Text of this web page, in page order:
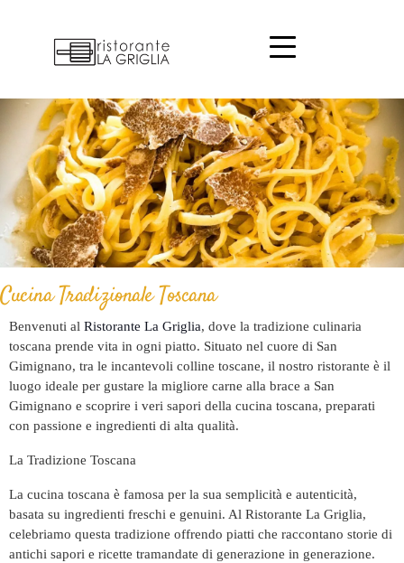
Cucina Tradizionale Toscana
Benvenuti al Ristorante La Griglia, dove la tradizione culinaria
toscana prende vita in ogni piatto. Situato nel cuore di San
Gimignano, tra le incantevoli colline toscane, il nostro ristorante è il
luogo ideale per gustare la migliore carne alla brace a San
Gimignano e scoprire i veri sapori della cucina toscana, preparati
con passione e ingredienti di alta qualità.
La Tradizione Toscana
La cucina toscana è famosa per la sua semplicità e autenticità,
basata su ingredienti freschi e genuini. Al Ristorante La Griglia,
celebriamo questa tradizione offrendo piatti che raccontano storie di
antichi sapori e ricette tramandate di generazione in generazione.